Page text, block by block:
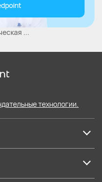
...
технологии.